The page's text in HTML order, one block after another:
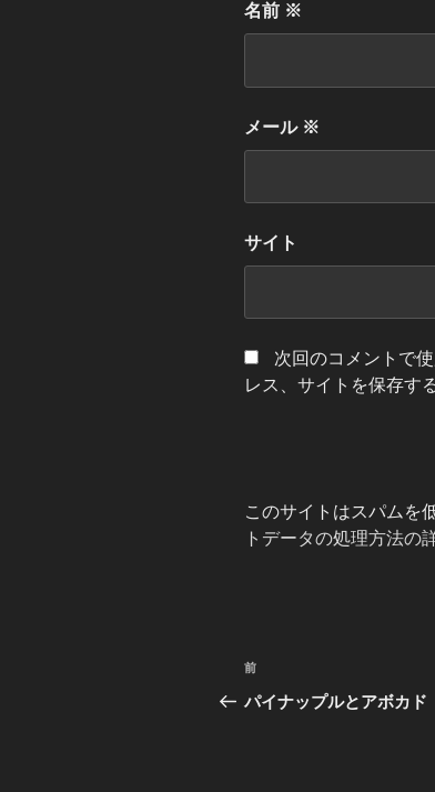
名前 ※
メール ※
サイト
次回のコメントで
レス、サイトを保存する
このサイトはスパムを
トデータの処理方法の
投
稿
前
の
前
パイナップルとアボカド